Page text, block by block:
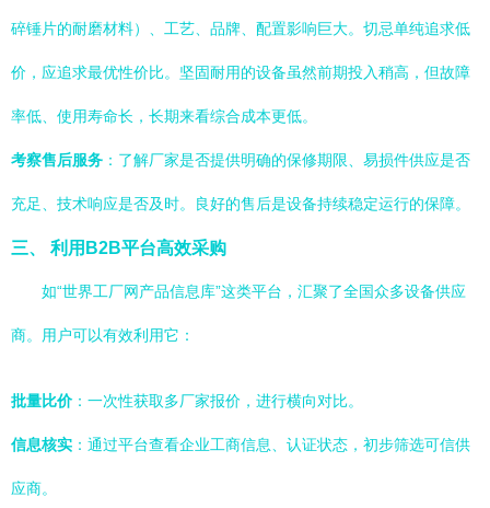
碎锤片的耐磨材料）、工艺、品牌、配置影响巨大。切忌单纯追求低
价，应追求最优性价比。坚固耐用的设备虽然前期投入稍高，但故障
率低、使用寿命长，长期来看综合成本更低。
考察售后服务 ：了解厂家是否提供明确的保修期限、易损件供应是否
充足、技术响应是否及时。良好的售后是设备持续稳定运行的保障。
三、 利用B2B平台高效采购
如“世界工厂网产品信息库”这类平台，汇聚了全国众多设备供应
商。用户可以有效利用它：
批量比价：一次性获取多厂家报价，进行横向对比。
信息核实 ：通过平台查看企业工商信息、认证状态，初步筛选可信供
应商。